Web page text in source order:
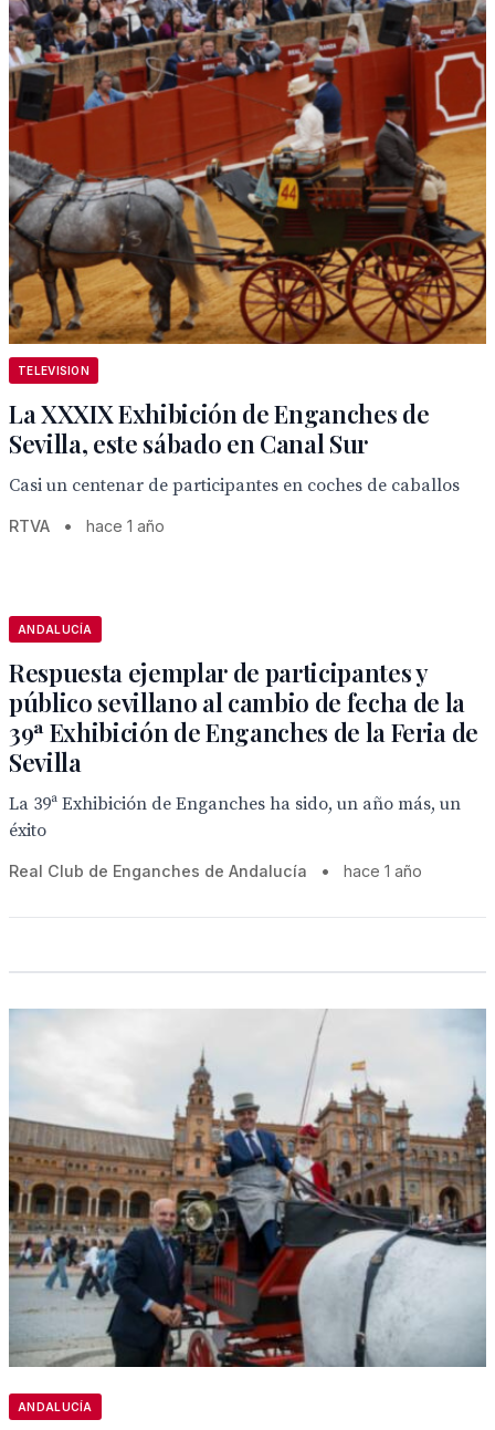
TELEVISION
La XXXIX Exhibición de Enganches de
Sevilla, este sábado en Canal Sur
Casi un centenar de participantes en coches de caballos
RTVA • hace 1 año
ANDALUCÍA
Respuesta ejemplar de participantes y
público sevillano al cambio de fecha de la
39ª Exhibición de Enganches de la Feria de
Sevilla
La 39ª Exhibición de Enganches ha sido, un año más, un
éxito
Real Club de Enganches de Andalucía • hace 1 año
ANDALUCÍA